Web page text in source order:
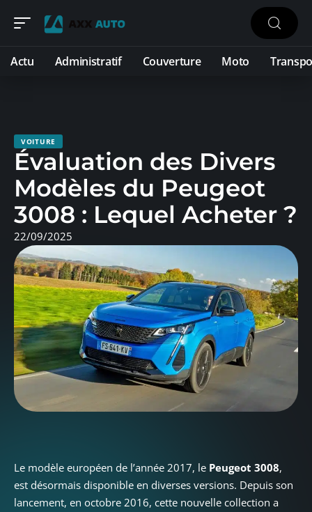
Actu Administratif Couverture Moto
VOITURE
Évaluation des Divers
Modèles du Peugeot
3008 : Lequel Acheter ?
22/09/2025
Le modèle européen de l’année 2017, le Peugeot 3008,
est désormais disponible en diverses versions. Depuis son
lancement, en octobre 2016, cette nouvelle collection a